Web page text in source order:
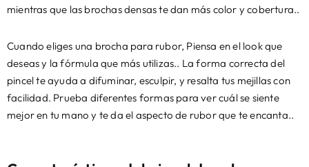
mientras que las brochas densas te dan más color y cobertura..
Cuando eliges una brocha para rubor, Piensa en el look que
deseas y la fórmula que más utilizas.. La forma correcta del
pincel te ayuda a difuminar, esculpir, y resalta tus mejillas con
facilidad. Prueba diferentes formas para ver cuál se siente
mejor en tu mano y te da el aspecto de rubor que te encanta..